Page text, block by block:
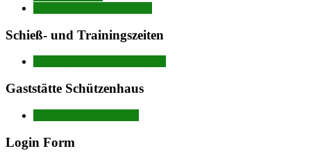
Schieß- und Trainingszeiten
Gaststätte Schützenhaus
Login Form